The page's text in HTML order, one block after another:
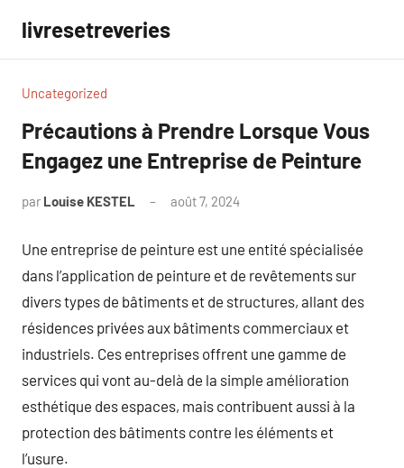
contenu
livresetreveries
Uncategorized
Précautions à Prendre Lorsque Vous
Engagez une Entreprise de Peinture
par Louise KESTEL août 7, 2024
Une entreprise de peinture est une entité spécialisée
dans l’application de peinture et de revêtements sur
divers types de bâtiments et de structures, allant des
résidences privées aux bâtiments commerciaux et
industriels. Ces entreprises offrent une gamme de
services qui vont au-delà de la simple amélioration
esthétique des espaces, mais contribuent aussi à la
protection des bâtiments contre les éléments et
l’usure.